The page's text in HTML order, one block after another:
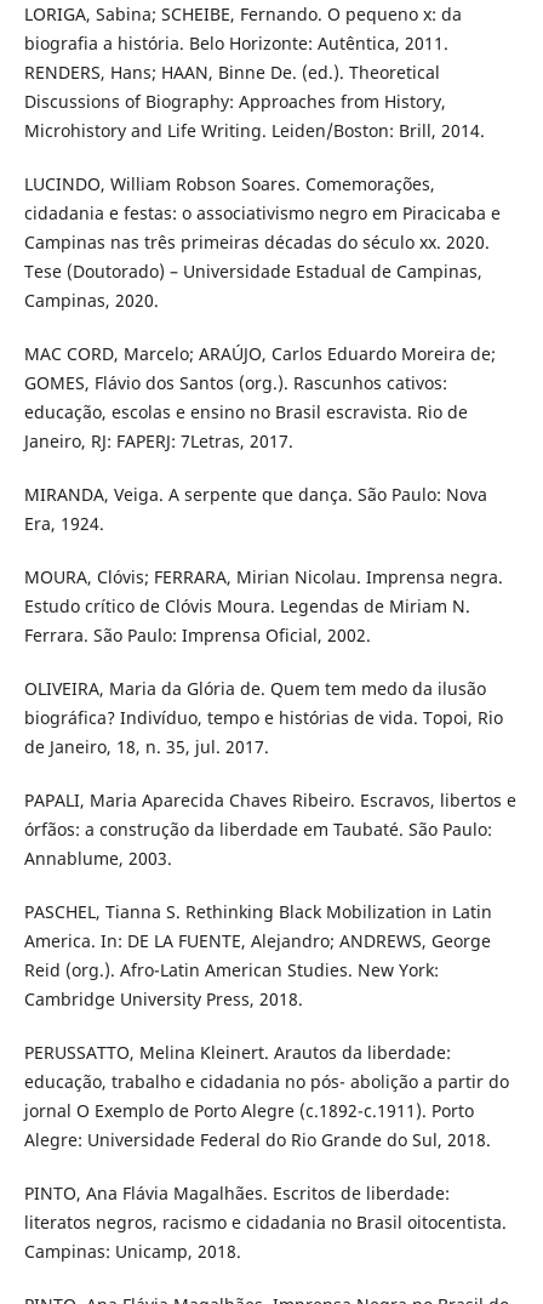
LORIGA, Sabina; SCHEIBE, Fernando. O pequeno x: da
biografia a história. Belo Horizonte: Autêntica, 2011.
RENDERS, Hans; HAAN, Binne De. (ed.). Theoretical
Discussions of Biography: Approaches from History,
Microhistory and Life Writing. Leiden/Boston: Brill, 2014.
LUCINDO, William Robson Soares. Comemorações,
cidadania e festas: o associativismo negro em Piracicaba e
Campinas nas três primeiras décadas do século xx. 2020.
Tese (Doutorado) – Universidade Estadual de Campinas,
Campinas, 2020.
MAC CORD, Marcelo; ARAÚJO, Carlos Eduardo Moreira de;
GOMES, Flávio dos Santos (org.). Rascunhos cativos:
educação, escolas e ensino no Brasil escravista. Rio de
Janeiro, RJ: FAPERJ: 7Letras, 2017.
MIRANDA, Veiga. A serpente que dança. São Paulo: Nova
Era, 1924.
MOURA, Clóvis; FERRARA, Mirian Nicolau. Imprensa negra.
Estudo crítico de Clóvis Moura. Legendas de Miriam N.
Ferrara. São Paulo: Imprensa Oficial, 2002.
OLIVEIRA, Maria da Glória de. Quem tem medo da ilusão
biográfica? Indivíduo, tempo e histórias de vida. Topoi, Rio
de Janeiro, 18, n. 35, jul. 2017.
PAPALI, Maria Aparecida Chaves Ribeiro. Escravos, libertos e
órfãos: a construção da liberdade em Taubaté. São Paulo:
Annablume, 2003.
PASCHEL, Tianna S. Rethinking Black Mobilization in Latin
America. In: DE LA FUENTE, Alejandro; ANDREWS, George
Reid (org.). Afro-Latin American Studies. New York:
Cambridge University Press, 2018.
PERUSSATTO, Melina Kleinert. Arautos da liberdade:
educação, trabalho e cidadania no pós- abolição a partir do
jornal O Exemplo de Porto Alegre (c.1892-c.1911). Porto
Alegre: Universidade Federal do Rio Grande do Sul, 2018.
PINTO, Ana Flávia Magalhães. Escritos de liberdade:
literatos negros, racismo e cidadania no Brasil oitocentista.
Campinas: Unicamp, 2018.